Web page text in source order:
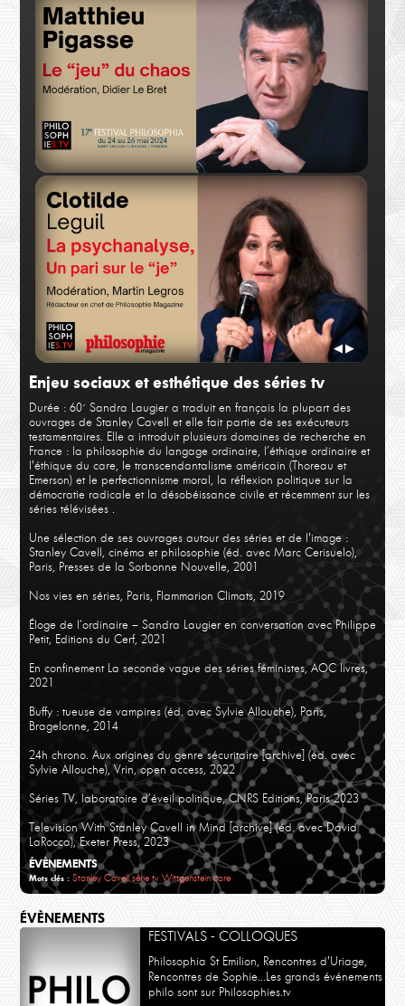
Matthieu Pigasse,
Le Jeu du chaos
La psychanalyse, un pari sur le “Je”
◀▶
Enjeu sociaux et esthétique des séries tv
Durée : 60´ Sandra Laugier a traduit en français la plupart des
ouvrages de Stanley Cavell et elle fait partie de ses exécuteurs
testamentaires. Elle a introduit plusieurs domaines de recherche en
France : la philosophie du langage ordinaire, l’éthique ordinaire et
l'éthique du care, le transcendantalisme américain (Thoreau et
Emerson) et le perfectionnisme moral, la réflexion politique sur la
démocratie radicale et la désobéissance civile et récemment sur les
séries télévisées .
Une sélection de ses ouvrages autour des séries et de l'image :
Stanley Cavell, cinéma et philosophie (éd. avec Marc Cerisuelo),
Paris, Presses de la Sorbonne Nouvelle, 2001
Nos vies en séries, Paris, Flammarion Climats, 2019
Éloge de l’ordinaire – Sandra Laugier en conversation avec Philippe
Petit, Editions du Cerf, 2021
En confinement La seconde vague des séries féministes, AOC livres,
2021
Buffy : tueuse de vampires (éd. avec Sylvie Allouche), Paris,
Bragelonne, 2014
24h chrono. Aux origines du genre sécuritaire [archive] (éd. avec
Sylvie Allouche), Vrin, open access, 2022
Séries TV, laboratoire d’éveil politique, CNRS Editions, Paris 2023
Television With Stanley Cavell in Mind [archive] (éd. avec David
LaRocca), Exeter Press, 2023
ÉVÈNEMENTS
Mots clés : Stanley Cavell série tv Wittgenstein care
ÉVÈNEMENTS
FESTIVALS - COLLOQUES
Philosophia St Emilion, Rencontres d'Uriage,
Rencontres de Sophie...Les grands événements
philo sont sur Philosophies.tv